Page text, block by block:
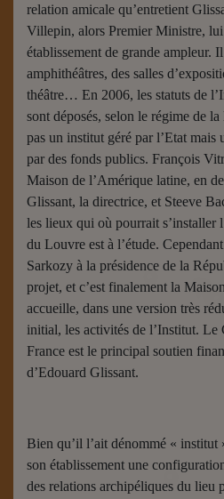
relation amicale qu’entretient
Villepin, alors Premier Ministre, lui
établissement de grande ampleur.
amphithéâtres, des salles
théâtre… En 2006, les statuts de
sont déposés, selon le régime de
pas un institut géré par l’Etat mais
par des fonds publics. François
Maison de l’Amérique latine, en
Glissant, la directrice, et Steeve
les lieux qui où pourrait s’installer
du Louvre est à l’étude.
Sarkozy à la présidence de la
projet, et c’est finalement la
accueille, dans une version très
initial, les activités de l’Institut. Le
France est le principal soutien
d’Edouard Glissant.
Bien qu’il l’ait dénommé « institut
son établissement une
des relations archipéliques du lieu